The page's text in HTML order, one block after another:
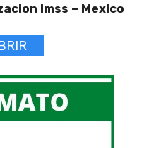
Imss – Mexico